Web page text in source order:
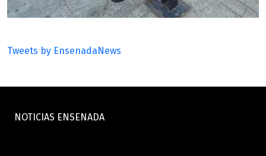
Tweets by EnsenadaNews
NOTICIAS ENSENADA